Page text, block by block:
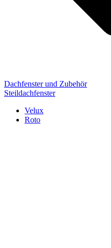
Dachfenster und Zubehör
Steildachfenster
Velux
Roto